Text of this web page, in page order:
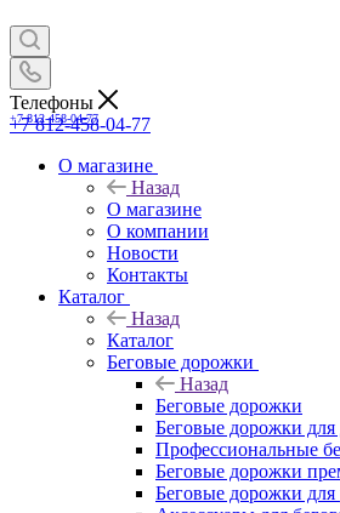
+7 812-458-04-77
Телефоны
+7 812-458-04-77
О магазине
Назад
О магазине
О компании
Новости
Контакты
Каталог
Назад
Каталог
Беговые дорожки
Назад
Беговые дорожки
Беговые дорожки для
Профессиональные
Беговые дорожки
Беговые дорожки для